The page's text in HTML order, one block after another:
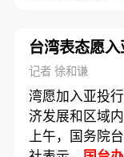
台湾表态愿
记者 徐和谦
湾愿加入亚投
济发展和区域
上午，国务院